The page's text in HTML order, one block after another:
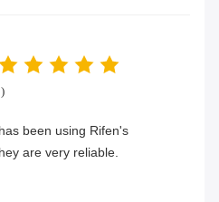
been using Rifen's
are very reliable.